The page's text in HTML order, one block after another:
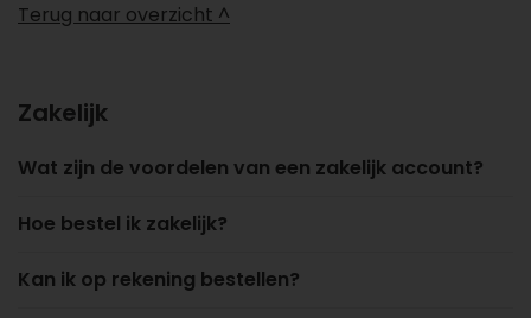
Terug naar overzicht ^
Zakelijk
Wat zijn de voordelen van een zakelijk account?
Hoe bestel ik zakelijk?
Kan ik op rekening bestellen?